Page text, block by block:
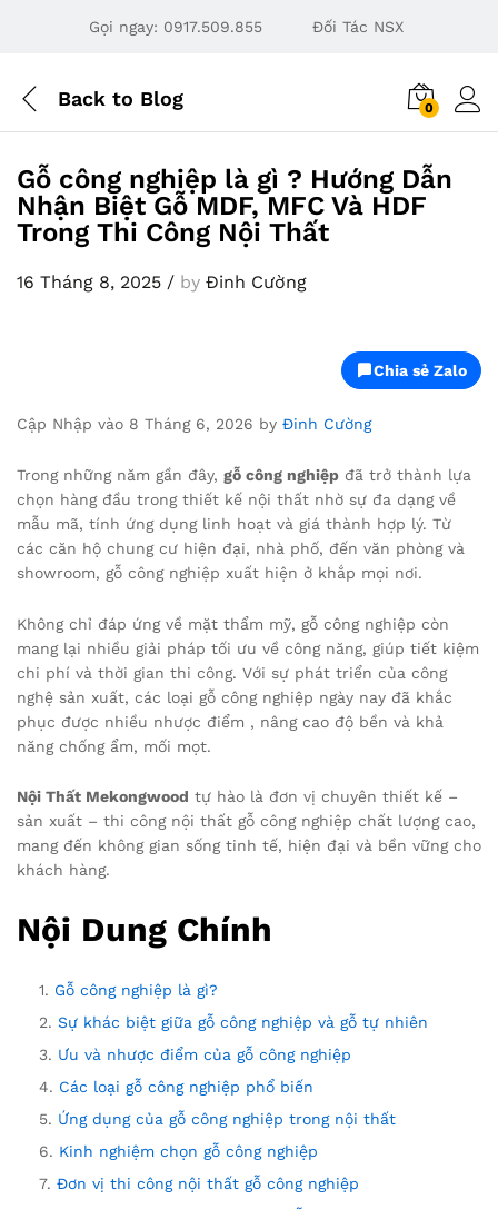
Gọi ngay: 0917.509.855 Đối Tác NSX
Back to Blog 0
Gỗ công nghiệp là gì ? Hướng Dẫn
Nhận Biệt Gỗ MDF, MFC Và HDF
Trong Thi Công Nội Thất
16 Tháng 8, 2025 / by Đinh Cường
Chia sẻ Zalo
Cập Nhập vào 8 Tháng 6, 2026 by Đinh Cường
Trong những năm gần đây, gỗ công nghiệp đã trở thành lựa
chọn hàng đầu trong thiết kế nội thất nhờ sự đa dạng về
mẫu mã, tính ứng dụng linh hoạt và giá thành hợp lý. Từ
các căn hộ chung cư hiện đại, nhà phố, đến văn phòng và
showroom, gỗ công nghiệp xuất hiện ở khắp mọi nơi.
Không chỉ đáp ứng về mặt thẩm mỹ, gỗ công nghiệp còn
mang lại nhiều giải pháp tối ưu về công năng, giúp tiết kiệm
chi phí và thời gian thi công. Với sự phát triển của công
nghệ sản xuất, các loại gỗ công nghiệp ngày nay đã khắc
phục được nhiều nhược điểm , nâng cao độ bền và khả
năng chống ẩm, mối mọt.
Nội Thất Mekongwood tự hào là đơn vị chuyên thiết kế –
sản xuất – thi công nội thất gỗ công nghiệp chất lượng cao,
mang đến không gian sống tinh tế, hiện đại và bền vững cho
khách hàng.
Nội Dung Chính
Gỗ công nghiệp là gì?
Sự khác biệt giữa gỗ công nghiệp và gỗ tự nhiên
Ưu và nhược điểm của gỗ công nghiệp
Các loại gỗ công nghiệp phổ biến
Ứng dụng của gỗ công nghiệp trong nội thất
Kinh nghiệm chọn gỗ công nghiệp
Đơn vị thi công nội thất gỗ công nghiệp